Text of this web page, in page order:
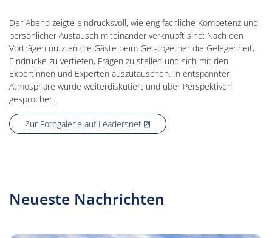
Der Abend zeigte eindrucksvoll, wie eng fachliche Kompetenz und
persönlicher Austausch miteinander verknüpft sind: Nach den
Vorträgen nutzten die Gäste beim Get-together die Gelegenheit,
Eindrücke zu vertiefen, Fragen zu stellen und sich mit den
Expertinnen und Experten auszutauschen. In entspannter
Atmosphäre wurde weiterdiskutiert und über Perspektiven
gesprochen.
Zur Fotogalerie auf Leadersnet, öffnet neues Fenster
Neueste Nachrichten